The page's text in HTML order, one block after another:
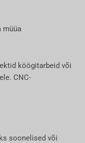
müüa
köögitarbeid või
CNC-
soonelised või